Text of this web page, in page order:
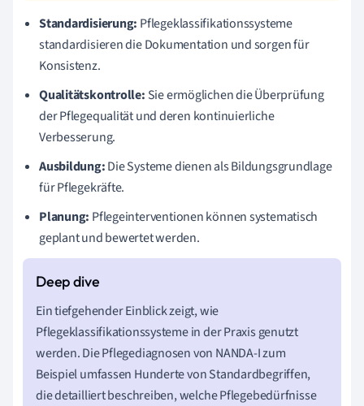
Standardisierung: Pflegeklassifikationssysteme
standardisieren die Dokumentation und sorgen für
Konsistenz.
Qualitätskontrolle: Sie ermöglichen die Überprüfung
der Pflegequalität und deren kontinuierliche
Verbesserung.
Ausbildung:Die Systeme dienen als Bildungsgrundlage
für Pflegekräfte.
Planung: Pflegeinterventionen können systematisch
geplant und bewertet werden.
Ein tiefgehender Einblick zeigt, wie
Pflegeklassifikationssysteme in der Praxis genutzt
werden. Die Pflegediagnosen von NANDA-I zum
Beispiel umfassen Hunderte von Standardbegriffen,
die detailliert beschreiben, welche Pflegebedürfnisse